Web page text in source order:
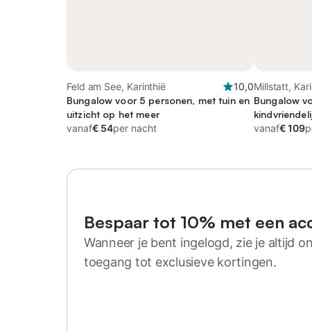
Feld am See, Karinthië
10,0
Bungalow voor 5 personen, met tuin en
uitzicht op het meer
vanaf€ 54per nacht
Millstatt,
Bungalow
vanaf€ 109
Bespaar tot 10% met een
Wanneer je bent ingelogd, zie je altijd
toegang tot exclusieve kortingen.